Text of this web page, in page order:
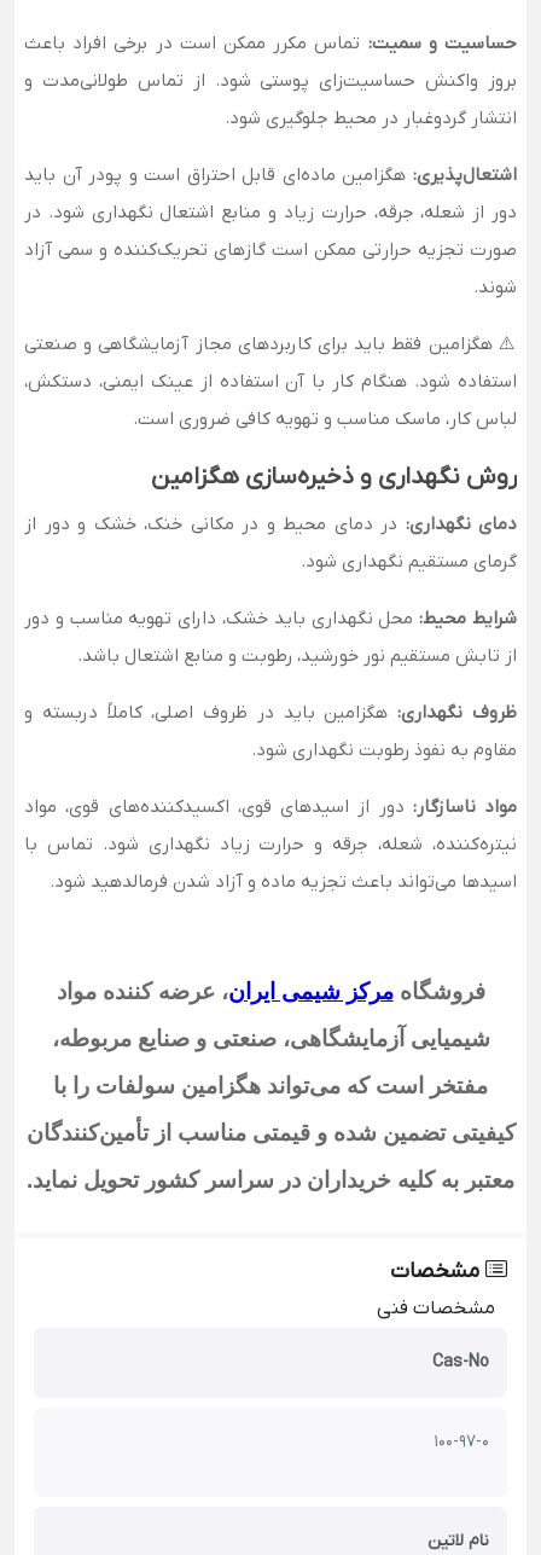
حساسیت و سمیت: تماس مکرر ممکن است در برخی افراد باعث
بروز واکنش حساسیت‌زای پوستی شود. از تماس طولانی‌مدت و
انتشار گردوغبار در محیط جلوگیری شود.
اشتعال‌پذیری: هگزامین ماده‌ای قابل احتراق است و پودر آن باید
دور از شعله، جرقه، حرارت زیاد و منابع اشتعال نگهداری شود. در
صورت تجزیه حرارتی ممکن است گازهای تحریک‌کننده و سمی آزاد
شوند.
⚠️ هگزامین فقط باید برای کاربردهای مجاز آزمایشگاهی و صنعتی
استفاده شود. هنگام کار با آن استفاده از عینک ایمنی، دستکش،
لباس کار، ماسک مناسب و تهویه کافی ضروری است.
روش نگهداری و ذخیره‌سازی هگزامین
دمای نگهداری: در دمای محیط و در مکانی خنک، خشک و دور از
گرمای مستقیم نگهداری شود.
شرایط محیط:محل نگهداری باید خشک، دارای تهویه مناسب و دور
از تابش مستقیم نور خورشید، رطوبت و منابع اشتعال باشد.
ظروف نگهداری:هگزامین باید در ظروف اصلی، کاملاً دربسته و
مقاوم به نفوذ رطوبت نگهداری شود.
مواد ناسازگار: دور از اسیدهای قوی، اکسیدکننده‌های قوی، مواد
نیتره‌کننده، شعله، جرقه و حرارت زیاد نگهداری شود. تماس با
اسیدها می‌تواند باعث تجزیه ماده و آزاد شدن فرمالدهید شود.
فروشگاهمرکز شیمی ایران،عرضه کننده مواد
شیمیایی آزمایشگاهی، صنعتی و صنایع مربوطه،
مفتخر است که می‌تواند هگزامین سولفات را با
کیفیتی تضمین شده و قیمتی مناسب از تأمین‌کنندگان
معتبر به کلیه خریداران در سراسر کشور تحویل نماید.
مشخصات
مشخصات فنی
Cas-No
100-97-0
نام لاتین